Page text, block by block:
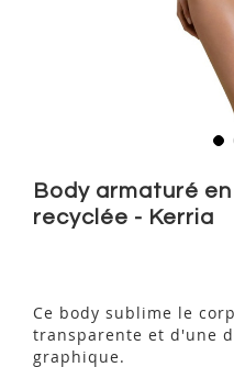
the
beginning
gallery
Body armaturé
recyclée - Kerria
Ce body sublime le
transparente et d'une
graphique.